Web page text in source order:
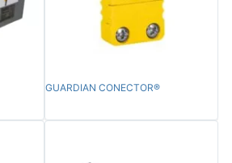
GUARDIAN CONECTOR®